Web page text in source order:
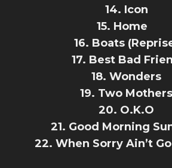
14. Icon
15. Home
16. Boats
17. Best Bad
18. Wonders
19. Two
20. O.K.O
21. Good Morning
22. When Sorry Ain’t